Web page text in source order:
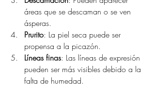
áreas que se descaman o se ven
ásperas.
Prurito: La piel seca puede ser
propensa a la picazón.
Líneas finas: Las líneas de expresión
pueden ser más visibles debido a la
falta de humedad.